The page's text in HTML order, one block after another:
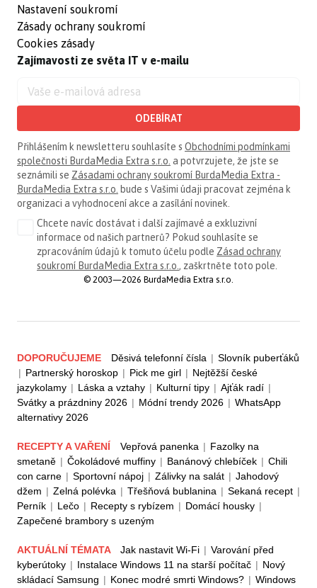
Nastavení soukromí
Zásady ochrany soukromí
Cookies zásady
Zajímavosti ze světa IT v e-mailu
ODEBÍRAT
Přihlášením k newsletteru souhlasíte s Obchodními podmínkami
společnosti BurdaMedia Extra s.r.o. a potvrzujete, že jste se
seznámili se Zásadami ochrany soukromí BurdaMedia Extra -
BurdaMedia Extra s.r.o. bude s Vašimi údaji pracovat zejména k
organizaci a vyhodnocení akce a zasílání novinek.
Chcete navíc dostávat i další zajímavé a exkluzivní
informace od našich partnerů? Pokud souhlasíte se
zpracováním údajů k tomuto účelu podle Zásad ochrany
soukromí BurdaMedia Extra s.r.o., zaškrtněte toto pole.
© 2003—2026 BurdaMedia Extra s.r.o.
DOPORUČUJEME Děsivá telefonní čísla | Slovník puberťáků
| Partnerský horoskop | Pick me girl | Nejtěžší české
jazykolamy | Láska a vztahy | Kulturní tipy | Ajťák radí |
Svátky a prázdniny 2026 | Módní trendy 2026 | WhatsApp
alternativy 2026
RECEPTY A VAŘENÍ Vepřová panenka | Fazolky na
smetaně | Čokoládové muffiny | Banánový chlebíček | Chili
con carne | Sportovní nápoj | Zálivky na salát | Jahodový
džem | Zelná polévka | Třešňová bublanina | Sekaná recept |
Perník | Lečo | Recepty s rybízem | Domácí housky |
Zapečené brambory s uzeným
AKTUÁLNÍ TÉMATA Jak nastavit Wi-Fi | Varování před
kyberútoky | Instalace Windows 11 na starší počítač | Nový
skládací Samsung | Konec modré smrti Windows? | Windows